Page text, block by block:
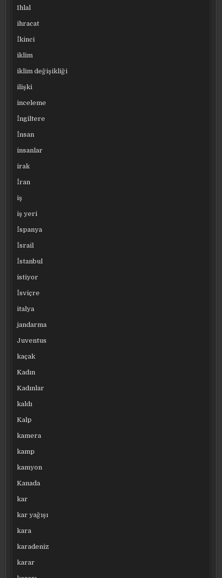
Ihlal
ihracat
İkinci
iklim
iklim değişikliği
ilişki
inceleme
İngiltere
İnsan
insanlar
irak
İran
iş
iş yeri
İspanya
İsrail
İstanbul
istiyor
İsviçre
italya
jandarma
Juventus
kaçak
Kadın
Kadınlar
kaldı
Kalp
kamera
kamp
kamyon
Kanada
kar
kar yağışı
kara
karadeniz
karar